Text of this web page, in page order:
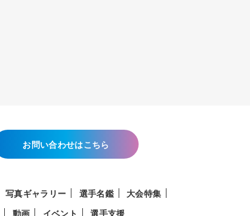
お問い合わせはこちら
写真ギャラリー 選手名鑑
大会特集
動画 イベント 選手支援